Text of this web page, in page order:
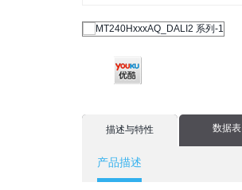
current
描述与特性 数据表
产品描述